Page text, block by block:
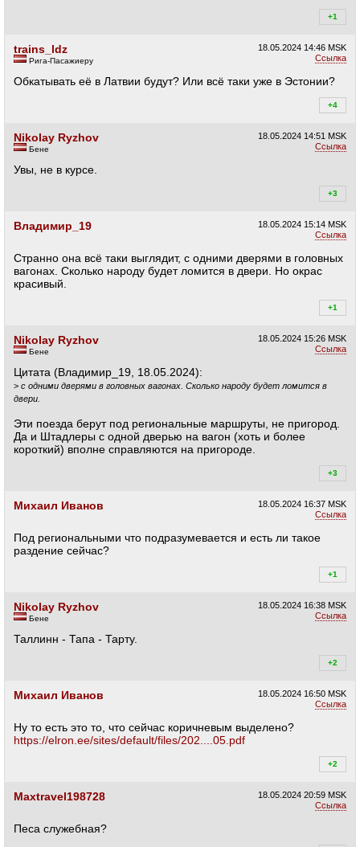
+1
18.05.2024 14:46 MSK
Ссылка
trains_ldz
Рига-Пасажиеру
Обкатывать её в Латвии будут? Или всё таки уже в Эстонии?
+4
18.05.2024 14:51 MSK
Ссылка
Nikolay Ryzhov
Бене
Увы, не в курсе.
+3
18.05.2024 15:14 MSK
Ссылка
Владимир_19
Странно она всё таки выглядит, с одними дверями в головных
вагонах. Cколько народу будет ломится в двери. Но окрас
красивый.
+1
18.05.2024 15:26 MSK
Ссылка
Nikolay Ryzhov
Бене
Цитата (Владимир_19, 18.05.2024):
> с одними дверями в головных вагонах. Cколько народу будет ломится в
двери.
Эти поезда берут под региональные маршруты, не пригород.
Да и Штадлеры с одной дверью на вагон (хоть и более
короткий) вполне справляются на пригороде.
+3
18.05.2024 16:37 MSK
Ссылка
Михаил Иванов
Под региональными что подразумевается и есть ли такое
раздение сейчас?
+1
18.05.2024 16:38 MSK
Ссылка
Nikolay Ryzhov
Бене
Таллинн - Тапа - Тарту.
+2
18.05.2024 16:50 MSK
Ссылка
Михаил Иванов
Ну то есть это то, что сейчас коричневым выделено?
https://elron.ee/sites/default/files/202....05.pdf
+2
18.05.2024 20:59 MSK
Ссылка
Maxtravel198728
Песа служебная?